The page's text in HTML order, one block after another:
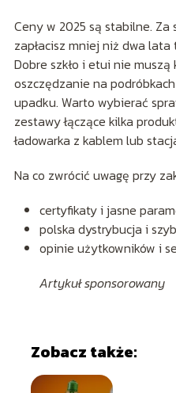
Ceny w 2025 są stabilne. Za
zapłacisz mniej niż dwa lata
Dobre szkło i etui nie
oszczędzanie na
upadku. Warto wybierać
zestawy łączące kilka
ładowarka z kablem lub
Na co zwrócić uwagę przy
certyfikaty i jasne
polska dystrybucja i
opinie użytkowników i
Artykuł sponsorowany
Zobacz także: